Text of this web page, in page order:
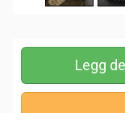
Legg